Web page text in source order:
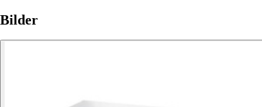
Bilder